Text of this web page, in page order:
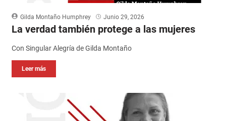
Gilda Montaño Humphrey Junio 29, 2026
La verdad también protege a las mujeres
Con Singular Alegría de Gilda Montaño
Leer más